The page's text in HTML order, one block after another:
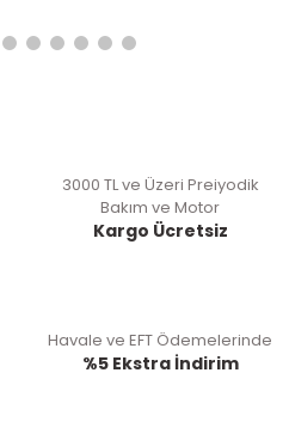
3000 TL ve Üzeri Preiyodik
Bakım ve Motor
Kargo Ücretsiz
Havale ve EFT Ödemelerinde
%5 Ekstra İndirim